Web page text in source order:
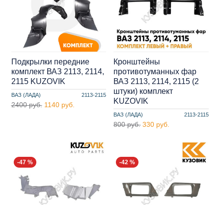
ВАЗ (ЛАДА) 2113-2115
Подкрылки передние
комплект ВАЗ 2113, 2114,
2115 KUZOVIK
2400 руб. 1140 руб.
ВАЗ (ЛАДА) 2113-2115
Кронштейны
противотуманных фар
ВАЗ 2113, 2114, 2115 (2
штуки) комплект
KUZOVIK
800 руб. 330 руб.
-47 % -42 %